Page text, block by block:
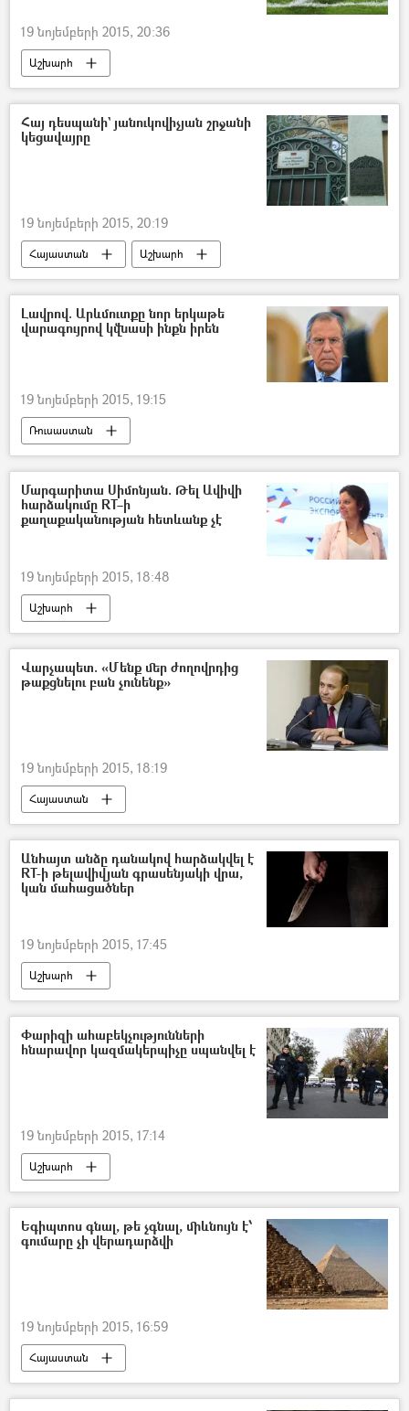
19 նոյեմբերի 2015, 20:36
Աշխարհ
Հայ դեսպանի` յանուկովիչյան շրջանի
կեցավայրը
19 նոյեմբերի 2015, 20:19
Հայաստան Աշխարհ
Լավրով. Արևմուտքը նոր երկաթե
վարագույրով կվնասի ինքն իրեն
19 նոյեմբերի 2015, 19:15
Ռուսաստան
Մարգարիտա Սիմոնյան. Թել Ավիվի
հարձակումը RT–ի
քաղաքականության հետևանք չէ
19 նոյեմբերի 2015, 18:48
Աշխարհ
Վարչապետ. «Մենք մեր ժողովրդից
թաքցնելու բան չունենք»
19 նոյեմբերի 2015, 18:19
Հայաստան
Անհայտ անձը դանակով հարձակվել է
RT-ի թելավիվյան գրասենյակի վրա,
կան մահացածներ
19 նոյեմբերի 2015, 17:45
Աշխարհ
Փարիզի ահաբեկչությունների
հնարավոր կազմակերպիչը սպանվել է
19 նոյեմբերի 2015, 17:14
Աշխարհ
Եգիպտոս գնալ, թե չգնալ, միևնույն է՝
գումարը չի վերադարձվի
19 նոյեմբերի 2015, 16:59
Հայաստան